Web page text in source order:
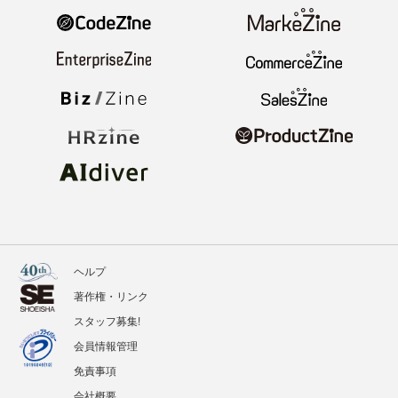
ヘルプ
著作権・リンク
スタッフ募集!
会員情報管理
免責事項